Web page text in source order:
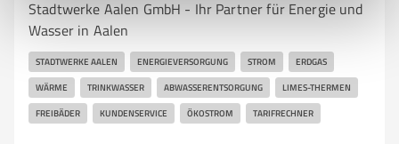
Stadtwerke Aalen GmbH - Ihr Partner für Energie und
Wasser in Aalen
STADTWERKE AALEN ENERGIEVERSORGUNG STROM ERDGAS
WÄRME TRINKWASSER ABWASSERENTSORGUNG LIMES-THERMEN
FREIBÄDER KUNDENSERVICE ÖKOSTROM TARIFRECHNER